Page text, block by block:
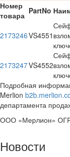
Номер
товара PartNo
2173246VS4551
2173247VS4552
Подробная
Merlion
департамента
ООО «Мерлион»
Новости